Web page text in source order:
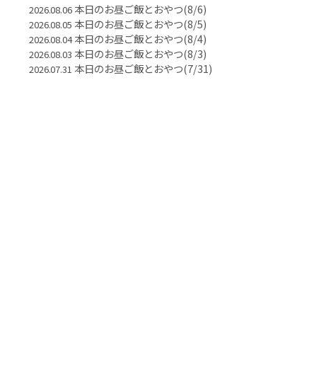
2026.08.06本日のお昼ご飯とおやつ(8/6)
2026.08.05 本日のお昼ご飯とおやつ(8/5)
2026.08.04本日のお昼ご飯とおやつ(8/4)
2026.08.03 本日のお昼ご飯とおやつ(8/3)
2026.07.31 本日のお昼ご飯とおやつ(7/31)